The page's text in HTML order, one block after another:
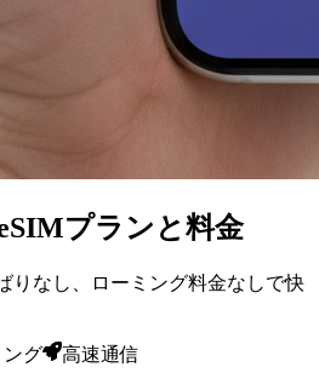
プランと料金
りなし、ローミング料金なしで快
ング 高速通信